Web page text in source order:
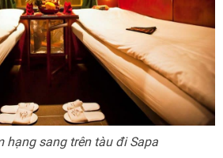
hạng sang trên tàu đi Sapa